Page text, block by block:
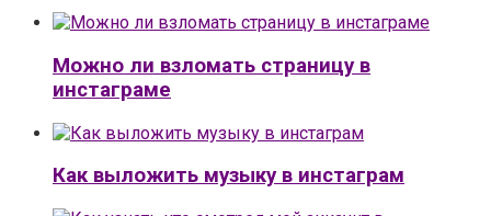
Можно ли взломать страницу в
инстаграме
Как выложить музыку в инстаграм